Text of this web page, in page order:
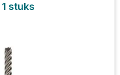
1 stuks